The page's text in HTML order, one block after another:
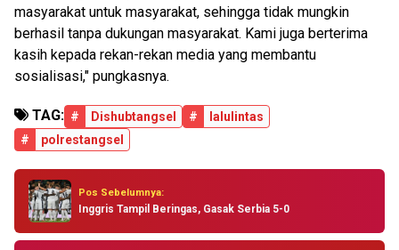
masyarakat untuk masyarakat, sehingga tidak mungkin
berhasil tanpa dukungan masyarakat. Kami juga berterima
kasih kepada rekan-rekan media yang membantu
sosialisasi," pungkasnya.
TAG: # Dishubtangsel #
lalulintas
#
polrestangsel
Pos Sebelumnya:
Inggris Tampil Beringas, Gasak Serbia 5-0